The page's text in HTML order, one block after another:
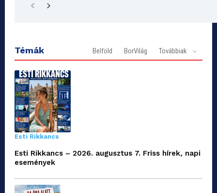
Témák Belföld BorVilág Továbbiak
Esti Rikkancs
Esti Rikkancs – 2026. augusztus 7. Friss hírek, napi
események